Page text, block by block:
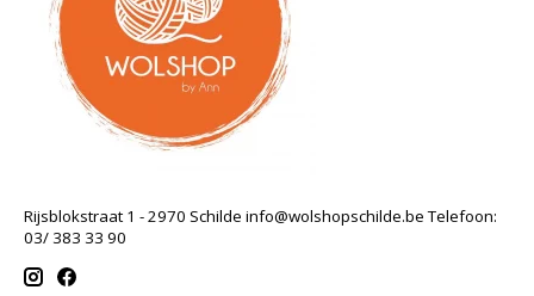
Rijsblokstraat 1 - 2970 Schilde info@wolshopschilde.beTelefoon:
03/ 383 33 90